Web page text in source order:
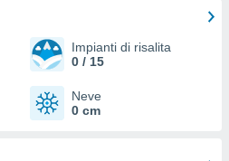
Impianti di risalita
0 / 15
Neve
0 cm